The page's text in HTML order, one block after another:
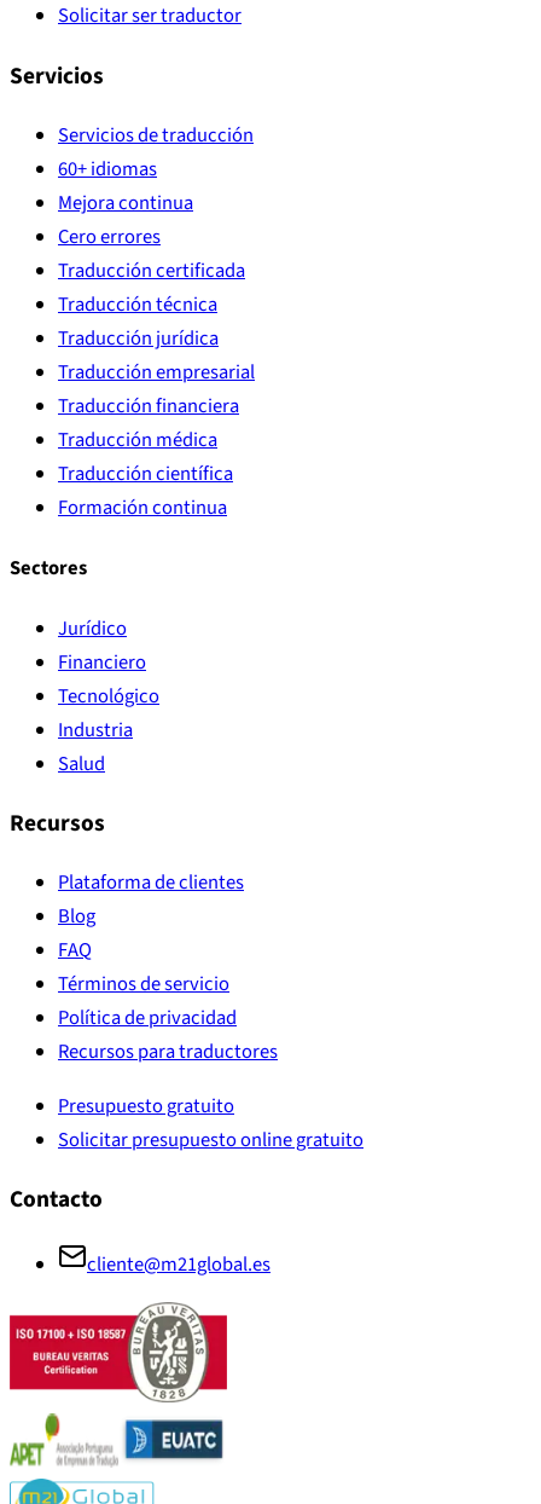
Solicitar ser traductor
Servicios
Servicios de traducción
60+ idiomas
Mejora continua
Cero errores
Traducción certificada
Traducción técnica
Traducción jurídica
Traducción empresarial
Traducción financiera
Traducción médica
Traducción científica
Formación continua
Sectores
Jurídico
Financiero
Tecnológico
Industria
Salud
Recursos
Plataforma de clientes
Blog
FAQ
Términos de servicio
Política de privacidad
Recursos para traductores
Presupuesto gratuito
Solicitar presupuesto online gratuito
Contacto
cliente@m21global.es